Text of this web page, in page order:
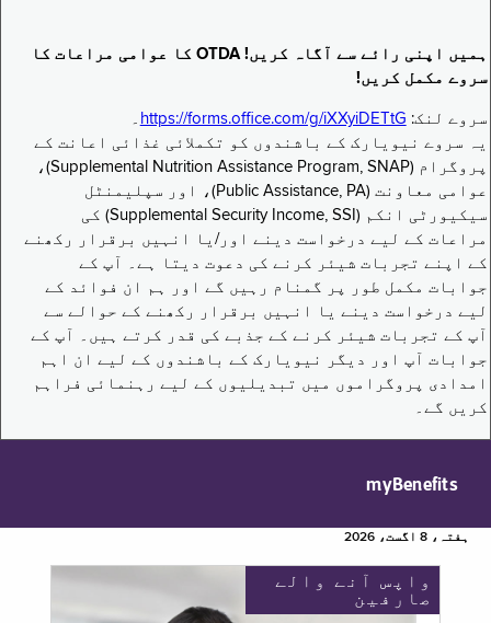
ہمیں اپنی رائے سے آگاہ کریں! OTDA کا عوامی مراعات کا
سروے مکمل کریں!
سروے لنک: https://forms.office.com/g/iXXyiDETtG ۔
یہ سروے نیویارک کے باشندوں کو تکملائی غذائی اعانت کے
پروگرام (Supplemental Nutrition Assistance Program, SNAP)،
عوامی معاونت (Public Assistance, PA)، اور سپلیمنٹل
سیکیورٹی انکم (Supplemental Security Income, SSI) کی
مراعات کے لیے درخواست دینے اور/یا انہیں برقرار رکھنے
کے اپنے تجربات شیئر کرنے کی دعوت دیتا ہے۔ آپ کے
جوابات مکمل طور پر گمنام رہیں گے اور ہم ان فوائد کے
لیے درخواست دینے یا انہیں برقرار رکھنے کے حوالے سے
آپ کے تجربات شیئر کرنے کے جذبے کی قدر کرتے ہیں۔ آپ کے
جوابات آپ اور دیگر نیویارک کے باشندوں کے لیے ان اہم
امدادی پروگراموں میں تبدیلیوں کے لیے رہنمائی فراہم
کریں گے۔
myBenefits
ہفتہ، 8 اگست، 2026
واپس آنے والے
صارفین